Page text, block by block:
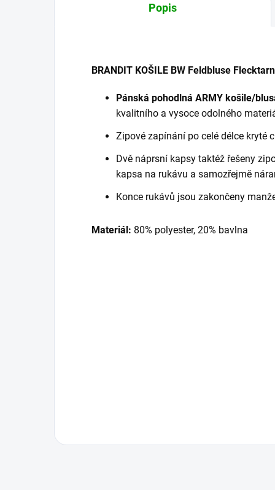
Popis
BRANDIT KOŠILE BW Feldbluse Flecktarn
Pánská pohodlná ARMY košile/
kvalitního a vysoce odolného
Zipové zapínání po celé délce kryté
Dvě náprsní kapsy taktéž řešeny
kapsa na rukávu a samozřejmě
Konce rukávů jsou zakončeny
Materiál: 80% polyester, 20% bavlna